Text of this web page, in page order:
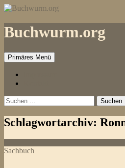
Zum
springen
Buchwurm.org
Primäres Menü
Suchen
nach:
Schlagwortarchiv:
Sachbuch